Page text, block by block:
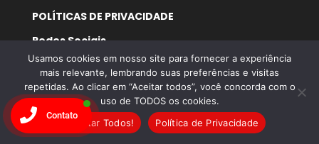
POLÍTICAS DE PRIVACIDADE
Redes Sociais
Usamos cookies em nosso site para fornecer a experiência
mais relevante, lembrando suas preferências e visitas
repetidas. Ao clicar em “Aceitar todos”, você concorda com o
uso de TODOS os cookies.
Aceitar Todos!
Política de Privacidade
Contato